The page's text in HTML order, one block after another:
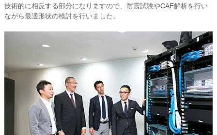
技術的に相反する部分になりますので、耐震試験やCAE解析を行い
ながら最適形状の検討を行いました。